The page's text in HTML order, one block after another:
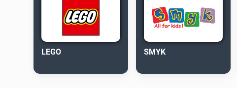
LEGO SMYK